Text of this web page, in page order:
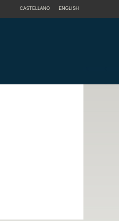
CASTELLANO ENGLISH